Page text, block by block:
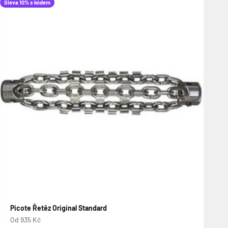
Sleva 10% s kódem
Picote Řetěz Original Standard
Prodejní cena
Od 935 Kč